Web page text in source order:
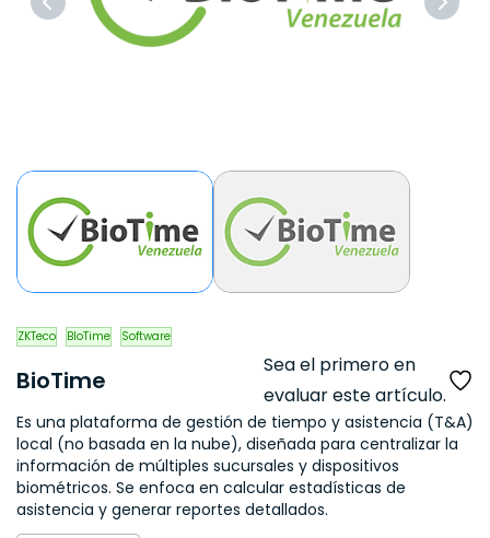
ZKTeco BIoTime Software
BioTime
Sea el primero en
evaluar este artículo.
Es una plataforma de gestión de tiempo y asistencia (T&A)
local (no basada en la nube), diseñada para centralizar la
información de múltiples sucursales y dispositivos
biométricos. Se enfoca en calcular estadísticas de
asistencia y generar reportes detallados.